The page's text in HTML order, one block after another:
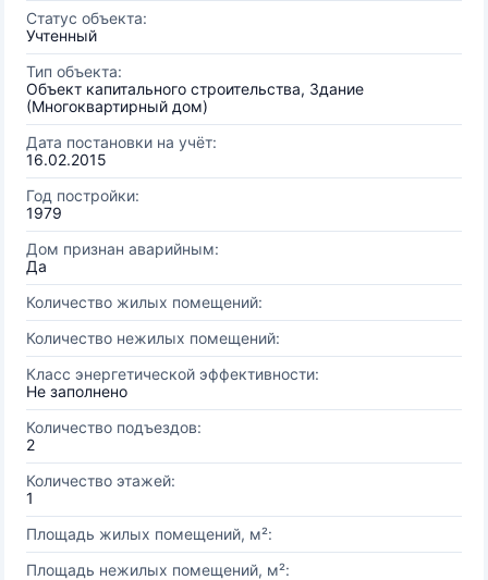
Статус объекта:
Учтенный
Тип объекта:
Объект капитального строительства, Здание
(Многоквартирный дом)
Дата постановки на учёт:
16.02.2015
Год постройки:
1979
Дом признан аварийным:
Да
Количество жилых помещений:
Количество нежилых помещений:
Класс энергетической эффективности:
Не заполнено
Количество подъездов:
2
Количество этажей:
1
Площадь жилых помещений, м²:
Площадь нежилых помещений, м²: